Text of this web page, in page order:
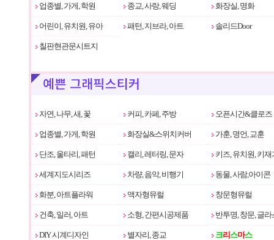
업종별, 가게, 학원 종교, 사랑, 웨딩 화장실, 명화
어린이, 유치원, 유아 패턴, 지브라, 아트 솔리드Door
칠판현관문시트지
자연, 나무, 새, 꽃 커피, 카페, 주방 오픈시간&클로즈
업종별, 가게, 학원 화장실&스위치커버 가훈, 명언, 교훈
단조, 울타리, 패턴 캘리, 레터링, 문자 키즈, 유치원, 키재
세계지도시리즈 차량, 음악, 비행기 동물, 사람,아이콘
화분, 아트플라워 액자형뮤럴 창문형뮤럴
건축, 일러, 아트 소형, 간편시공제품 반투명, 창문, 글라
DIY 시계디자인 별자리, 종교 크리 스마스